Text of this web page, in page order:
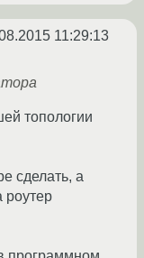
11:29:13
топологии
сделать, а
роутер